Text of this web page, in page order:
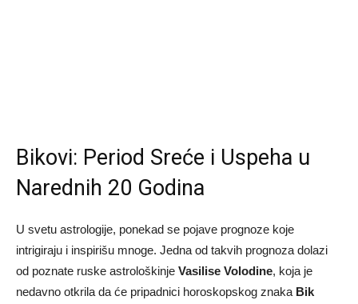
Bikovi: Period Sreće i Uspeha u
Narednih 20 Godina
U svetu astrologije, ponekad se pojave prognoze koje
intrigiraju i inspirišu mnoge. Jedna od takvih prognoza dolazi
od poznate ruske astrološkinje Vasilise Volodine, koja je
nedavno otkrila da će pripadnici horoskopskog znaka Bik